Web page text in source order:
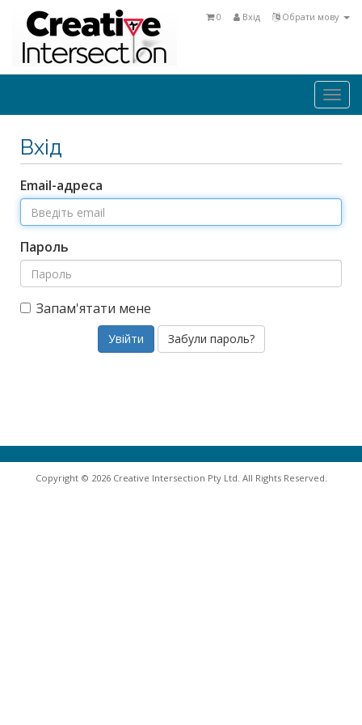
Обрати мову
Вхід
0
Вхід
Email-адреса
Пароль
Запам'ятати мене
Забули пароль?
Copyright © 2026 Creative Intersection Pty Ltd. All Rights Reserved.